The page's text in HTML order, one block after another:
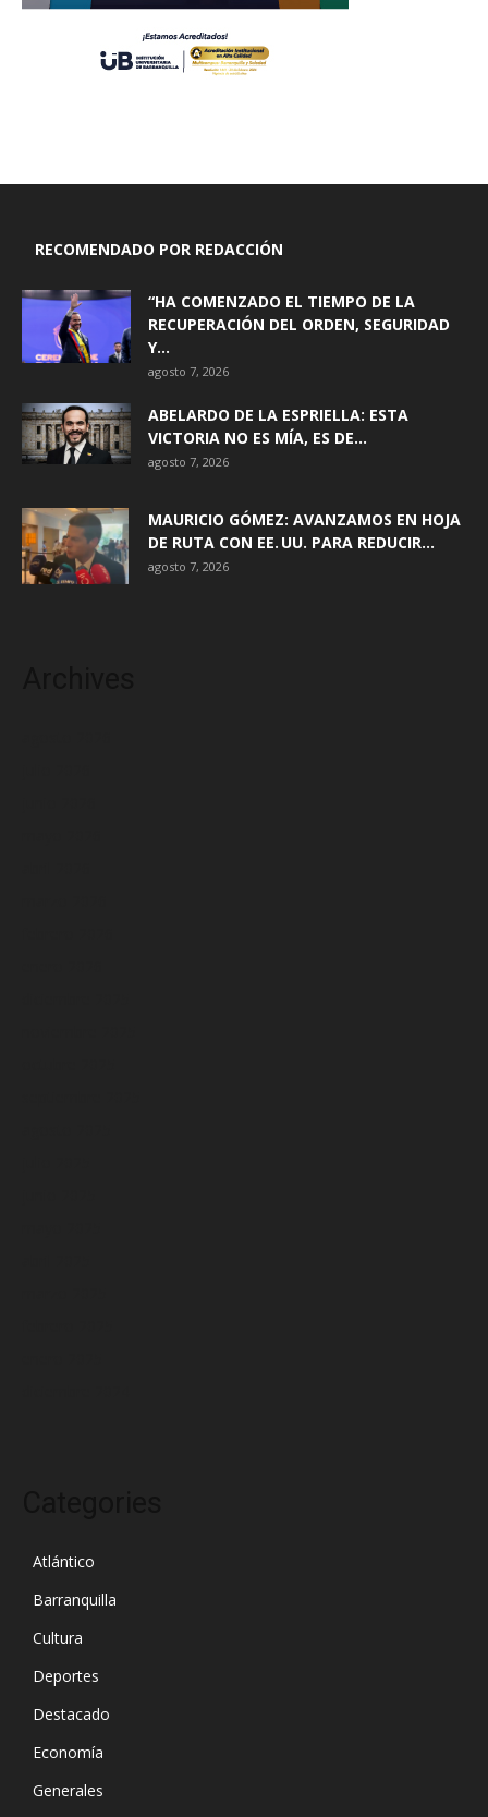
RECOMENDADO POR REDACCIÓN
“HA COMENZADO EL TIEMPO DE LA
RECUPERACIÓN DEL ORDEN, SEGURIDAD
Y...
agosto 7, 2026
ABELARDO DE LA ESPRIELLA: ESTA
VICTORIA NO ES MÍA, ES DE...
agosto 7, 2026
MAURICIO GÓMEZ: AVANZAMOS EN HOJA
DE RUTA CON EE. UU. PARA REDUCIR...
agosto 7, 2026
Atlántico
Barranquilla
Cultura
Deportes
Destacado
Economía
Generales